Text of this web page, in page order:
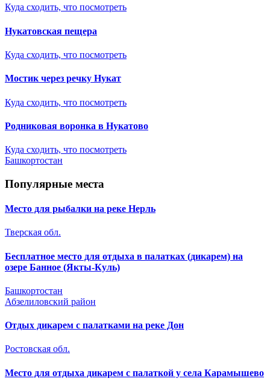
Куда сходить, что посмотреть
Нукатовская пещера
Куда сходить, что посмотреть
Мостик через речку Нукат
Куда сходить, что посмотреть
Родниковая воронка в Нукатово
Куда сходить, что посмотреть
Башкортостан
Популярные места
Место для рыбалки на реке Нерль
Тверская обл.
Бесплатное место для отдыха в палатках (дикарем) на
озере Банное (Якты-Куль)
Башкортостан
Абзелиловский район
Отдых дикарем с палатками на реке Дон
Ростовская обл.
Место для отдыха дикарем с палаткой у села Карамышево